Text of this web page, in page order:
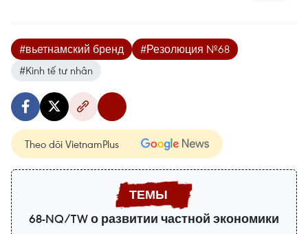
#вьетнамский бренд
#Резолюция №68
#Kinh tế tư nhân
Theo dõi VietnamPlus
68-NQ/TW о развитии частной экономики